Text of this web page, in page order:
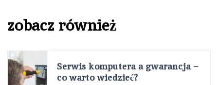
zobacz również
Serwis komputera a gwarancja –
co warto wiedzieć?